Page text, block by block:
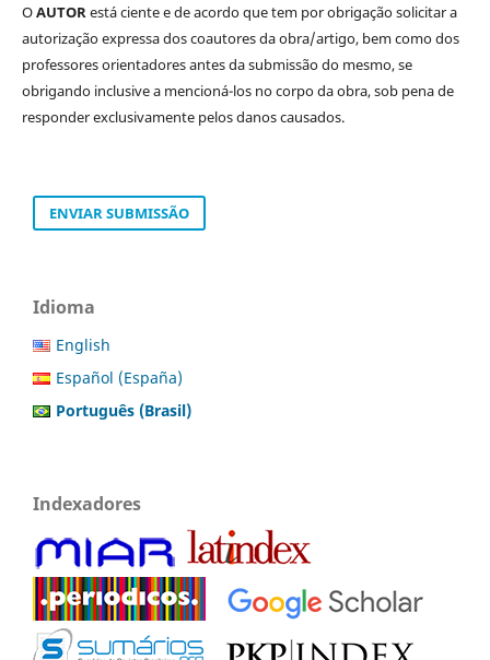
OAUTORestá ciente e de acordo que tem por obrigação solicitar a
autorização expressa dos coautores da obra/artigo, bem como dos
professores orientadores antes da submissão do mesmo, se
obrigando inclusive a mencioná-los no corpo da obra, sob pena de
responder exclusivamente pelos danos causados.
ENVIAR SUBMISSÃO
Idioma
English
Español (España)
Português (Brasil)
Indexadores